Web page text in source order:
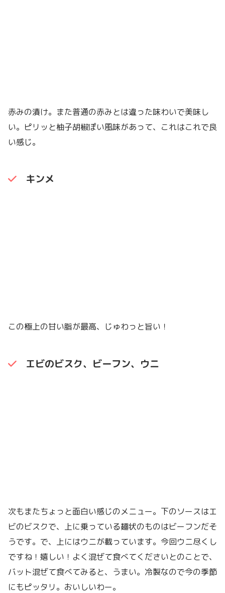
赤みの漬け。また普通の赤みとは違った味わいで美味し
い。ピリッと柚子胡椒ぽい風味があって、これはこれで良
い感じ。
キンメ
この極上の甘い脂が最高、じゅわっと旨い！
エビのビスク、ビーフン、ウニ
次もまたちょっと面白い感じのメニュー。下のソースはエ
ビのビスクで、上に乗っている麺状のものはビーフンだそ
うです。で、上にはウニが載っています。今回ウニ尽くし
ですね！嬉しい！よく混ぜて食べてくださいとのことで、
バット混ぜて食べてみると、うまい。冷製なので今の季節
にもピッタリ。おいしいわー。